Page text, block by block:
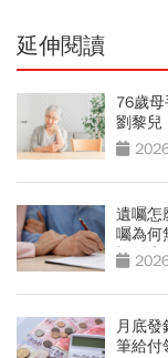
延伸閱讀
76歲
劉黎兒
遺囑怎
囑為何
視同廢
月底
筆給付